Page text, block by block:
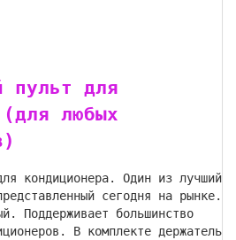
пульт для
(для любых
кондиционера. Один из лучший
сегодня на рынке.
Поддерживает большинство
В комплекте держатель